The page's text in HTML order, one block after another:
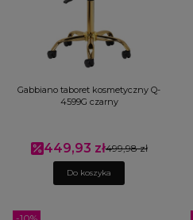
Gabbiano taboret kosmetyczny Q-
4599G czarny
Cena promocyjna
449,93 zł499,98 zł
Do koszyka